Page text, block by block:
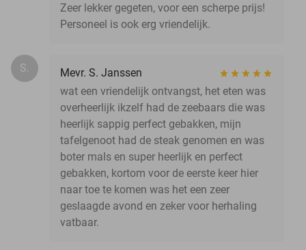
Zeer lekker gegeten, voor een scherpe prijs!
Personeel is ook erg vriendelijk.
S.
Mevr. S. Janssen
wat een vriendelijk ontvangst, het eten was
overheerlijk ikzelf had de zeebaars die was
heerlijk sappig perfect gebakken, mijn
tafelgenoot had de steak genomen en was
boter mals en super heerlijk en perfect
gebakken, kortom voor de eerste keer hier
naar toe te komen was het een zeer
geslaagde avond en zeker voor herhaling
vatbaar.